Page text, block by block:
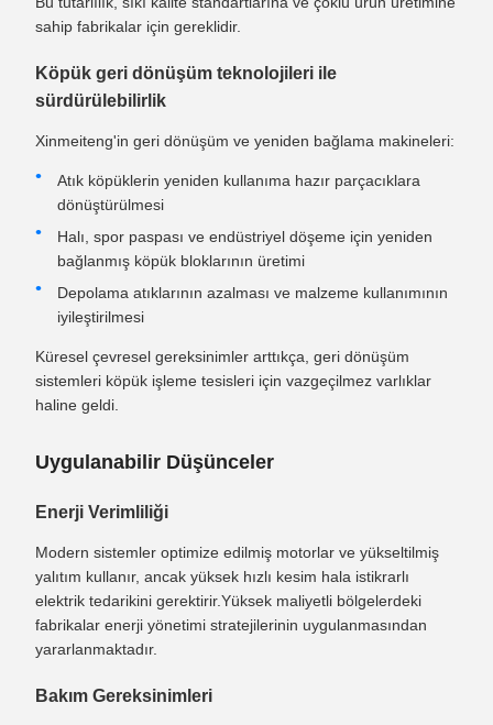
sahip fabrikalar için gereklidir.
Köpük geri dönüşüm teknolojileri ile
sürdürülebilirlik
Xinmeiteng'in geri dönüşüm ve yeniden bağlama makineleri:
Atık köpüklerin yeniden kullanıma hazır parçacıklara
dönüştürülmesi
Halı, spor paspası ve endüstriyel döşeme için yeniden
bağlanmış köpük bloklarının üretimi
Depolama atıklarının azalması ve malzeme kullanımının
iyileştirilmesi
Küresel çevresel gereksinimler arttıkça, geri dönüşüm
sistemleri köpük işleme tesisleri için vazgeçilmez varlıklar
haline geldi.
Uygulanabilir Düşünceler
Enerji Verimliliği
Modern sistemler optimize edilmiş motorlar ve yükseltilmiş
yalıtım kullanır, ancak yüksek hızlı kesim hala istikrarlı
elektrik tedarikini gerektirir.Yüksek maliyetli bölgelerdeki
fabrikalar enerji yönetimi stratejilerinin uygulanmasından
yararlanmaktadır.
Bakım Gereksinimleri